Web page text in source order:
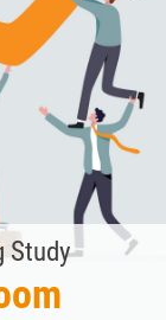
Study